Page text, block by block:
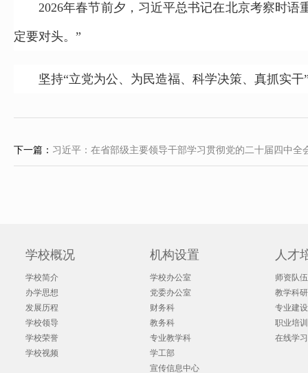
2026年春节前夕，习近平总书记在北京考察时语
定要对头。”
坚持“立党为公、为民造福、科学决策、真抓实干
下一篇： 习近平：在省部级主要领导干部学习贯彻党的二十届四中全
学校概况
学校简介
办学思想
发展历程
学校领导
学校荣誉
学校视频
机构设置
学校办公室
党委办公室
财务科
教务科
专业教学科
学工部
宣传信息中心
人才
师资队伍
教学科研
专业建设
职业培训
在线学习